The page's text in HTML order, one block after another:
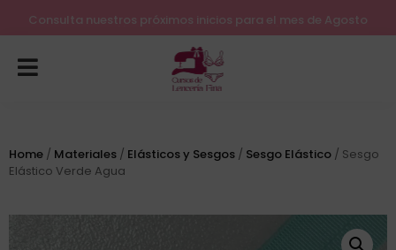
Consulta nuestros próximos inicios para el mes de Agosto
Lleva tu costura a otro nivel
Home / Materiales / Elásticos y Sesgos / Sesgo Elástico / Sesgo
Elástico Verde Agua